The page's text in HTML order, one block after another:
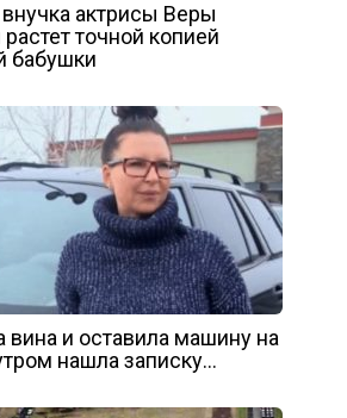
актрисы Веры
растет точной копией
бабушки
вина и оставила машину на
нашла записку…